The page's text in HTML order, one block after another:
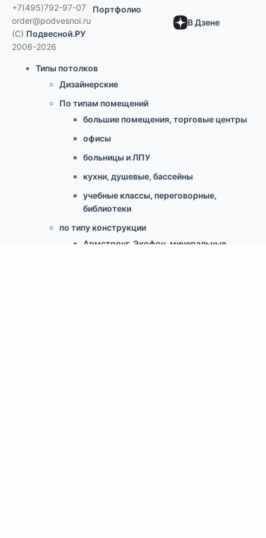
+7(495)792-97-07
order@podvesnoi.ru
(C) Подвесной.РУ
2006-2026
Портфолио
В Дзене
Типы потолков
Дизайнерские
По типам помещений
большие помещения, торговые центры
офисы
больницы и ЛПУ
кухни, душевые, бассейны
учебные классы, переговорные,
библиотеки
по типу конструкции
Армстронг, Экофон, минеральные